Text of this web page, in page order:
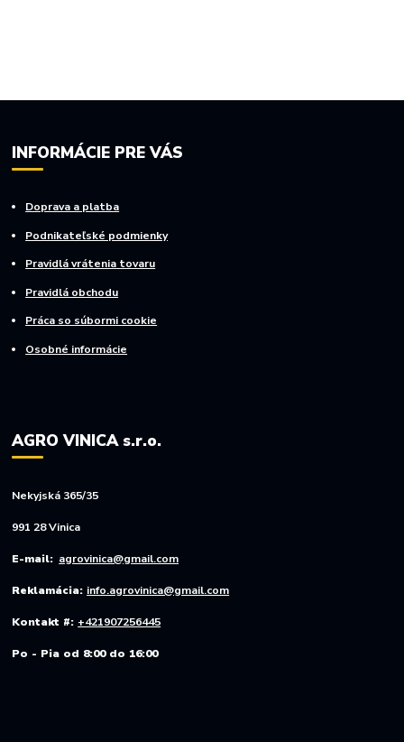
INFORMÁCIE PRE VÁS
Doprava a platba
Podnikateľské podmienky
Pravidlá vrátenia tovaru
Pravidlá obchodu
Práca so súbormi cookie
Osobné informácie
AGRO VINICA s.r.o.
Nekyjská 365/35
991 28 Vinica
E-mail: agrovinica@gmail.com
Reklamácia: info.agrovinica@gmail.com
Kontakt #: +421907256445
Po - Pia od 8:00 do 16:00